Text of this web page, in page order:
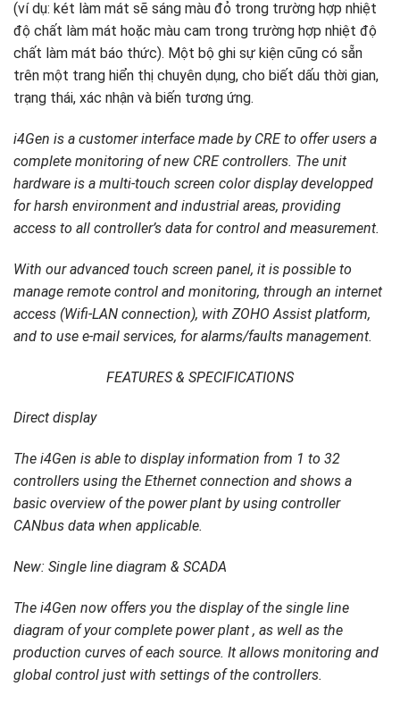
(ví dụ: két làm mát sẽ sáng màu đỏ trong trường hợp nhiệt
độ chất làm mát hoặc màu cam trong trường hợp nhiệt độ
chất làm mát báo thức). Một bộ ghi sự kiện cũng có sẵn
trên một trang hiển thị chuyên dụng, cho biết dấu thời gian,
trạng thái, xác nhận và biến tương ứng.
i4Gen is a customer interface made by CRE to offer users a
complete monitoring of new CRE controllers. The unit
hardware is a multi-touch screen color display developped
for harsh environment and industrial areas, providing
access to all controller’s data for control and measurement.
With our advanced touch screen panel, it is possible to
manage remote control and monitoring, through an internet
access (Wifi-LAN connection), with ZOHO Assist platform,
and to use e-mail services, for alarms/faults management.
FEATURES & SPECIFICATIONS
Direct display
The i4Gen is able to display information from 1 to 32
controllers using the Ethernet connection and shows a
basic overview of the power plant by using controller
CANbus data when applicable.
New: Single line diagram & SCADA
The i4Gen now offers you the display of the single line
diagram of your complete power plant , as well as the
production curves of each source. It allows monitoring and
global control just with settings of the controllers.